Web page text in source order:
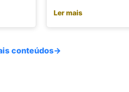
Ler mais
conteúdos→